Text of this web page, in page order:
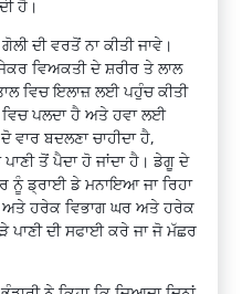
ਹੈ।
ਦੀ ਵਰਤੋਂ ਨਾ ਕੀਤੀ ਜਾਵੇ।
ਵਿਅਕਤੀ ਦੇ ਸ਼ਰੀਰ ਤੇ ਲਾਲ
ਵਿਚ ਇਲਾਜ਼ ਲਈ ਪਹੁੰਚ ਕੀਤੀ
ਪਲਦਾ ਹੈ ਅਤੇ ਹਵਾ ਲਈ
ਵਾਰ ਬਦਲਣਾ ਚਾਹੀਦਾ ਹੈ,
ਤੋਂ ਪੈਦਾ ਹੋ ਜਾਂਦਾ ਹੈ। ਡੇਗੂ ਦੇ
ਡ੍ਰਾਈ ਡੇ ਮਨਾਇਆ ਜਾ ਰਿਹਾ
ਹਰੇਕ ਵਿਭਾਗ ਘਰ ਅਤੇ ਹਰੇਕ
ਦੀ ਸਫਾਈ ਕਰੇ ਜਾ ਜੋ ਮੱਛਰ